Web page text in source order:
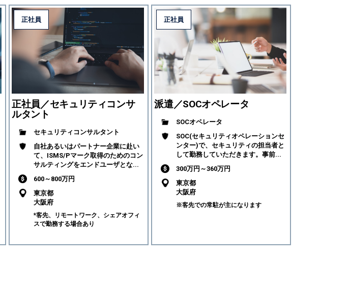
正社員／セキュリティコンサ
ルタント
正社員
セキュリティコンサルタント
自社あるいはパートナー企業に赴い
て、ISMS/Pマーク取得のためのコン
サルティングをエンドユーザとな...
600～800万円
東京都
大阪府
*客先、リモートワーク、シェアオフィ
スで勤務する場合あり
派遣／SOCオペレータ
正社員
SOCオペレータ
SOC(セキュリティオペレーションセ
ンター)で、セキュリティの担当者と
して勤務していただきます。事前...
300万円～360万円
東京都
大阪府
※客先での常駐が主になります